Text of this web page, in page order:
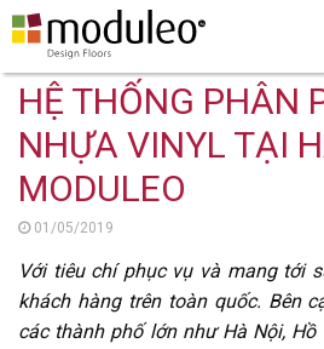
HỆ THỐNG PHÂN
NHỰA VINYL TẠI
MODULEO
01/05/2019
Với tiêu chí phục vụ và mang tới
khách hàng trên toàn quốc. Bên
các thành phố lớn như Hà Nội, Hồ